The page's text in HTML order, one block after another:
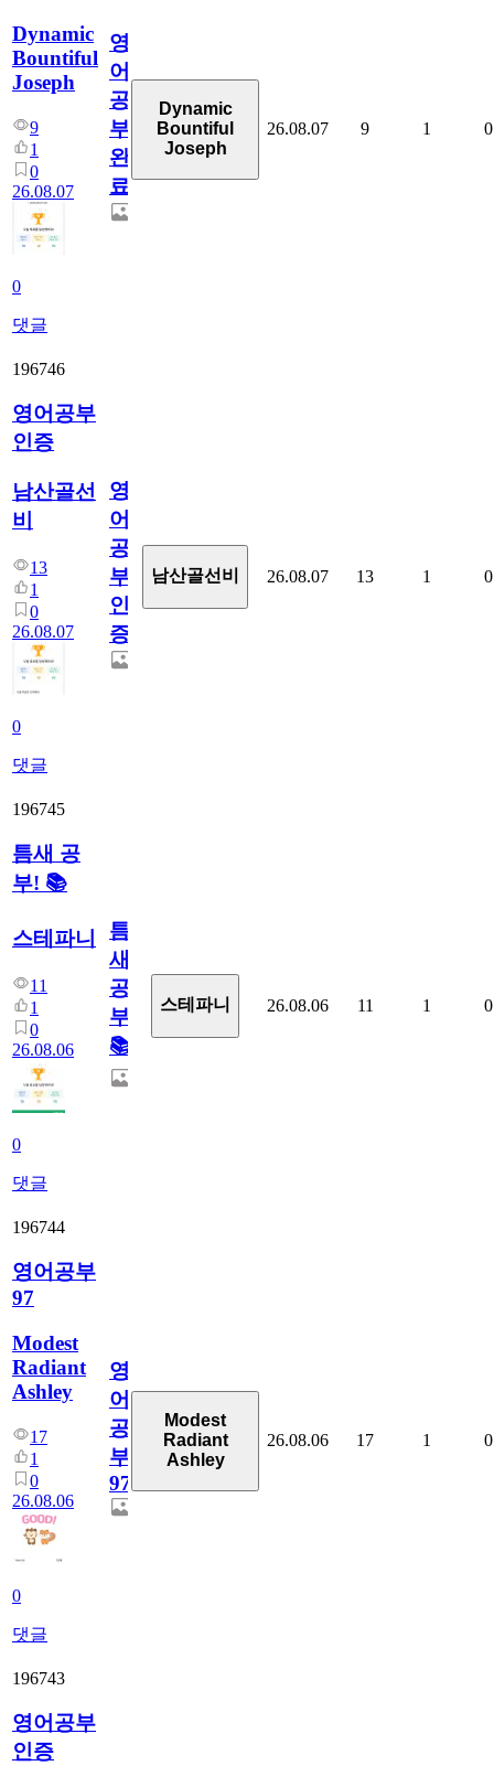
Dynamic
Bountiful
Joseph
9
1
0
26.08.07
0
댓글
영
어
공
부
완
료
Dynamic
Bountiful
Joseph
26.08.07 9 1 0
196746
영어공부
인증
남산골선
비
13
1
0
26.08.07
0
댓글
영
어
공
부
인
증
남산골선비 26.08.07 13 1 0
196745
틈새 공
부! 📚
스테파니
11
1
0
26.08.06
0
댓글
틈
새
공
부!
📚
스테파니 26.08.06 11 1 0
196744
영어공부
97
Modest
Radiant
Ashley
17
1
0
26.08.06
0
댓글
영
어
공
부
97
Modest
Radiant
Ashley
26.08.06 17 1 0
196743
영어공부
인증